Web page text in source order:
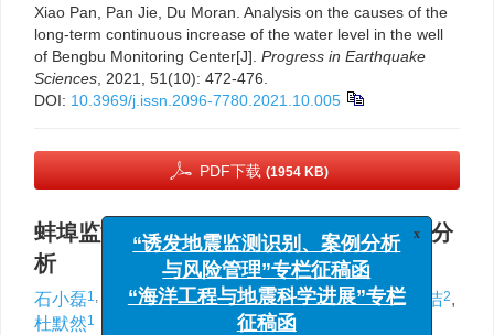
Xiao Pan, Pan Jie, Du Moran. Analysis on the causes of the
long-term continuous increase of the water level in the well
of Bengbu Monitoring Center[J]. Progress in Earthquake
Sciences , 2021, 51(10): 472-476.
DOI: 10.3969/j.issn.2096-7780.2021.10.005
PDF下载 (1954 KB)
蚌埠监测中心井水位长时间持续升高成因分
析
石小磊1, , 李良辉1, 王俊2, 张伟峰2, 肖攀2, 潘洁2,
杜默然1
“诱发地震监测识别、案例分析
与风险管理”专栏征稿函
“海洋工程与地震科学进展”专栏
征稿函